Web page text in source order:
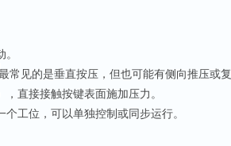
常见的是垂直按压 ，但也可能有侧向推压或
直接接触按键表面施加压力。
工位，可以单独控制或同步运行。